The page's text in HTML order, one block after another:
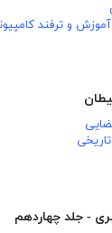
و ترفند
- جلد چهاردهم